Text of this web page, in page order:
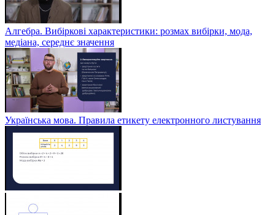
Алгебра. Вибіркові характеристики: розмах вибірки, мода,
медіана, середнє значення
Українська мова. Правила етикету електронного листування